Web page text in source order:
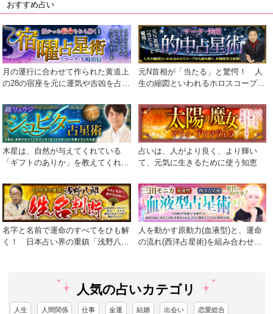
おすすめ占い
月の運行に合わせて作られた黄道上
の28の宿座を元に運気や吉凶を占う
元N首相が「当たる」と驚愕！ 人
生の縮図といわれるホロスコープか
木星は、自然が与えてくれている
「ギフトのありか」を教えてくれる
占いは、人がより良く、より輝い
て、元気に生きるために使う知恵
名字と名前で運命のすべてをひも解
く！ 日本占い界の重鎮「浅野八
人を動かす原動力(血液型)と、運命
の流れ(西洋占星術)を組み合わせ、
人気の占いカテゴリ
人生 人間関係 仕事 金運 結婚 出会い 恋愛総合